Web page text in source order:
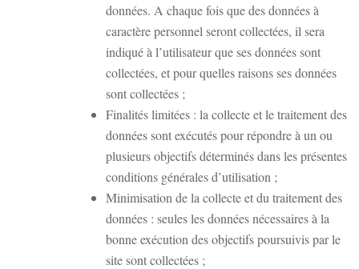
données. A chaque fois que des données à
caractère personnel seront collectées, il sera
indiqué à l’utilisateur que ses données sont
collectées, et pour quelles raisons ses données
sont collectées ;
Finalités limitées : la collecte et le traitement des
données sont exécutés pour répondre à un ou
plusieurs objectifs déterminés dans les présentes
conditions générales d’utilisation ;
Minimisation de la collecte et du traitement des
données : seules les données nécessaires à la
bonne exécution des objectifs poursuivis par le
site sont collectées ;